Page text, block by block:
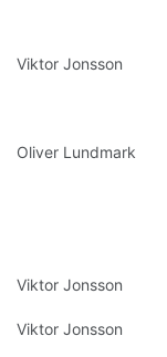
Viktor Jonsson
Oliver Lundmark
Viktor Jonsson
Viktor Jonsson